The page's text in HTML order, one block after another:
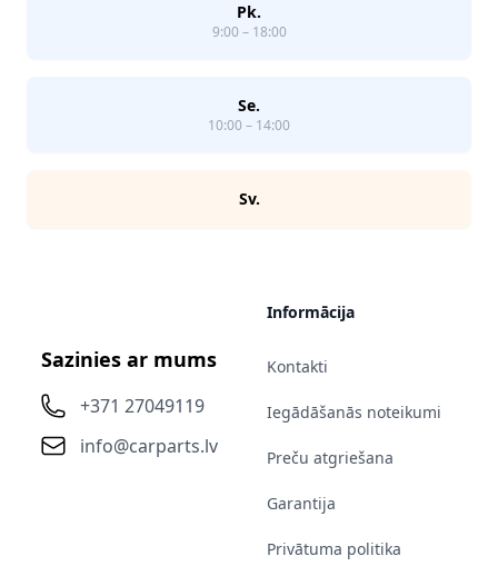
Pk.
9:00 – 18:00
Se.
10:00 – 14:00
Sv.
Sazinies ar mums
+371 27049119
info@carparts.lv
Informācija
Kontakti
Iegādāšanās noteikumi
Preču atgriešana
Garantija
Privātuma politika